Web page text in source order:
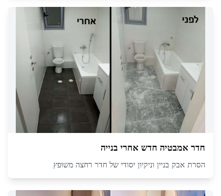
חדר אמבטיה חדש אחרי בנייה
הסרת אבק בניין וניקיון יסודי של חדר רחצה משופץ